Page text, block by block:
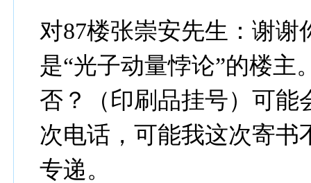
对87楼张崇安先生：谢
是“光子动量悖论”的楼
否？（印刷品挂号）可能
次电话，可能我这次寄书
专递。